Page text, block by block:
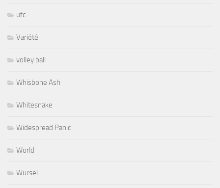
ufc
Variété
volley ball
Whisbone Ash
Whitesnake
Widespread Panic
World
Wursel